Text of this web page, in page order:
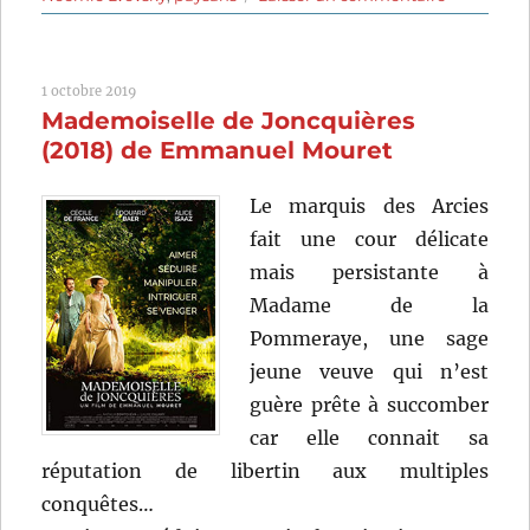
La
1 octobre 2019
Mademoiselle de Joncquières
(2018) de Emmanuel Mouret
Le marquis des Arcies
fait une cour délicate
mais persistante à
Madame de la
Pommeraye, une sage
jeune veuve qui n’est
guère prête à succomber
car elle connait sa
réputation de libertin aux multiples
conquêtes…